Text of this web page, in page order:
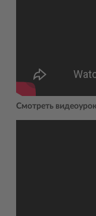
Смотреть